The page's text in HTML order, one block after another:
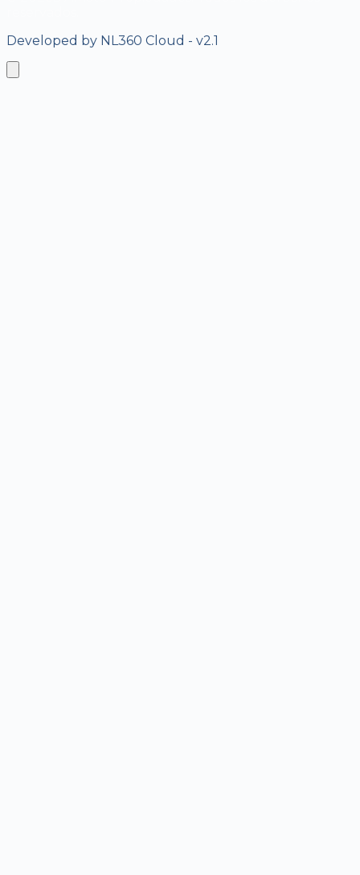
Developed by NL360 Cloud - v2.1